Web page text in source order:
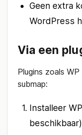
Geen extra
WordPress
Via een
Plugins zoals
submap:
Installeer
beschikbaar)